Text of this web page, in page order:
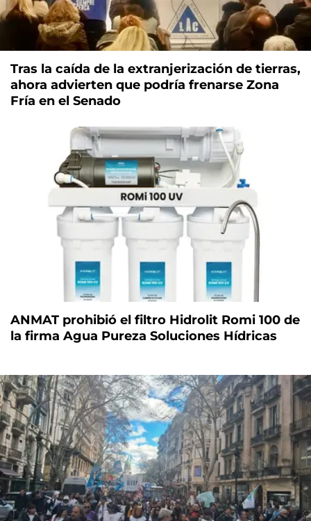
Tras la caída de la extranjerización de tierras,
ahora advierten que podría frenarse Zona
Fría en el Senado
ANMAT prohibió el filtro Hidrolit Romi 100 de
la firma Agua Pureza Soluciones Hídricas